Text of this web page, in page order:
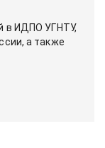
в ИДПО УГНТУ,
а также